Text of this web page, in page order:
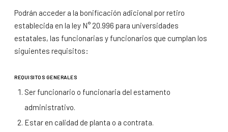
Podrán acceder a la bonificación adicional por retiro
establecida en la ley N° 20.996 para universidades
estatales, las funcionarias y funcionarios que cumplan los
siguientes requisitos:
REQUISITOS GENERALES
Ser funcionario o funcionaria del estamento
administrativo.
Estar en calidad de planta o a contrata.